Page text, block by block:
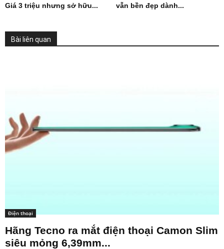
Giá 3 triệu nhưng sở hữu...
vẫn bền đẹp dành...
Bài liên quan
Điện thoại
Hãng Tecno ra mắt điện thoại Camon Slim
siêu mỏng 6,39mm...